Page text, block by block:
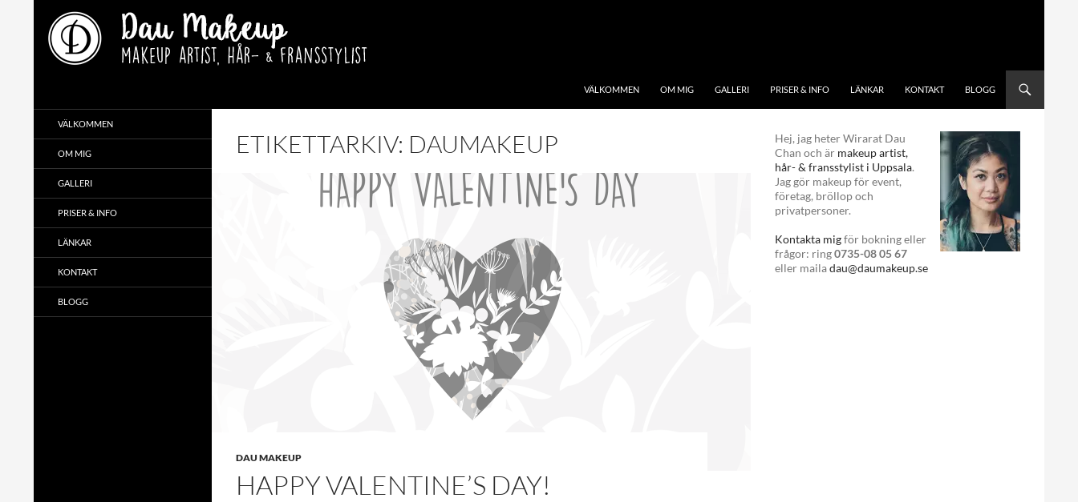
VÄLKOMMEN OM MIG GALLERI PRISER & INFO LÄNKAR KONTAKT BLOGG
ETIKETTARKIV: DAUMAKEUP
DAU MAKEUP
HAPPY VALENTINE’S DAY!
Hej, jag heter Wirarat Dau
Chan och är makeup artist,
hår- & fransstylist i Uppsala.
Jag gör makeup för event,
företag, bröllop och
privatpersoner.
Kontakta migför bokning eller
frågor: ring0735-08 05 67
eller mailadau@daumakeup.se
VÄLKOMMEN
OM MIG
GALLERI
PRISER & INFO
LÄNKAR
KONTAKT
BLOGG